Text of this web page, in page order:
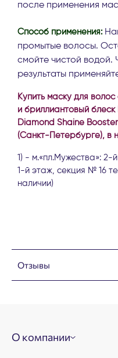
после применения
Способ применения:
промытые волосы.
смойте чистой водой.
результаты
Купить маску для
и бриллиантовый
Diamond Shaine
(Санкт-Петербурге), в
1) - м.«пл.Мужества»: 2-
1-й этаж, секция № 16
наличии)
Отзывы
О компании